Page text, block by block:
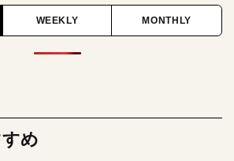
WEEKLY MONTHLY
め